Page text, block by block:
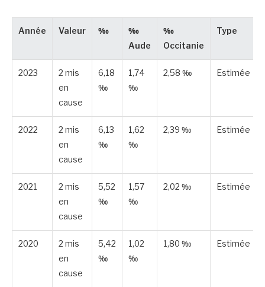
Année Valeur ‰
‰
Aude
‰
Occitanie
Type
2023
2 mis
en
cause
6,18
‰
1,74
‰
2,58 ‰ Estimée
2022
2 mis
en
cause
6,13
‰
1,62
‰
2,39 ‰ Estimée
2021
2 mis
en
cause
5,52
‰
1,57
‰
2,02 ‰ Estimée
2020
2 mis
en
cause
5,42
‰
1,02
‰
1,80 ‰ Estimée